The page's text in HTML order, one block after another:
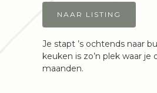
NAAR LISTING
Je stapt ’s ochtends naar
keuken is zo’n plek waar
maanden.